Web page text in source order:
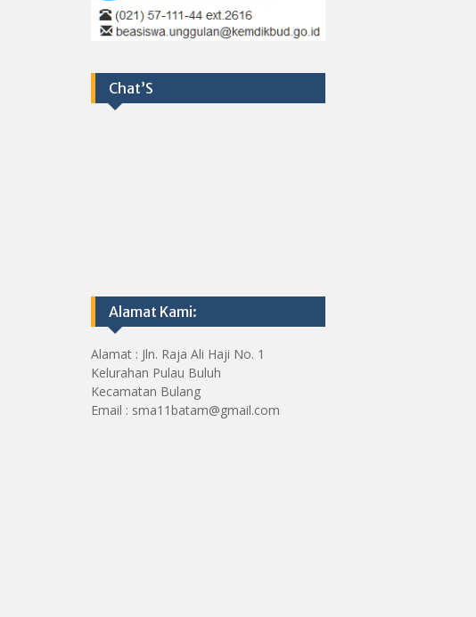
Chat’S
Alamat Kami:
Alamat : Jln. Raja Ali Haji No. 1
Kelurahan Pulau Buluh
Kecamatan Bulang
Email : sma11batam@gmail.com